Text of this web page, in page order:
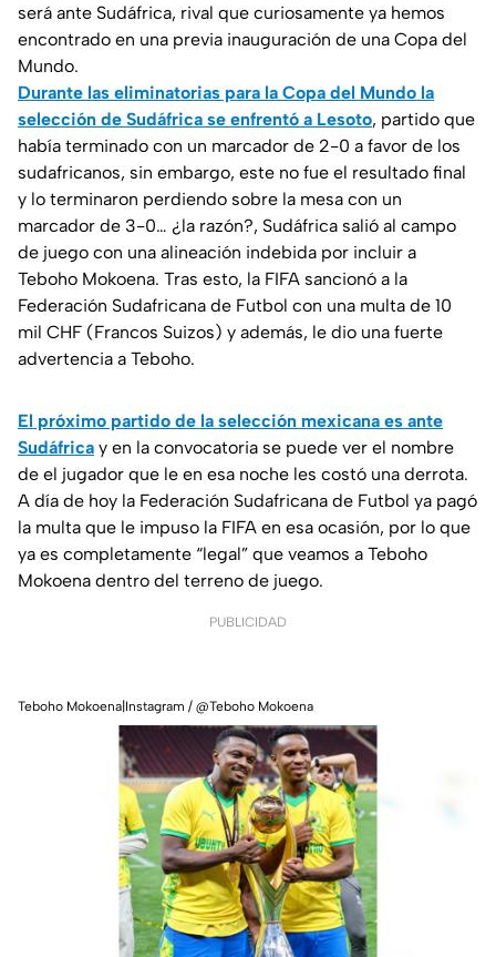
será ante Sudáfrica, rival que curiosamente ya hemos
encontrado en una previa inauguración de una Copa del
Mundo.
Durante las eliminatorias para la Copa del Mundo la
selección de Sudáfrica se enfrentó a Lesoto, partido que
había terminado con un marcador de 2-0 a favor de los
sudafricanos, sin embargo, este no fue el resultado final
y lo terminaron perdiendo sobre la mesa con un
marcador de 3-0… ¿la razón?, Sudáfrica salió al campo
de juego con una alineación indebida por incluir a
Teboho Mokoena. Tras esto, la FIFA sancionó a la
Federación Sudafricana de Futbol con una multa de 10
mil CHF (Francos Suizos) y además, le dio una fuerte
advertencia a Teboho.
El próximo partido de la selección mexicana es ante
Sudáfrica y en la convocatoria se puede ver el nombre
de el jugador que le en esa noche les costó una derrota.
A día de hoy la Federación Sudafricana de Futbol ya pagó
la multa que le impuso la FIFA en esa ocasión, por lo que
ya es completamente “legal” que veamos a Teboho
Mokoena dentro del terreno de juego.
PUBLICIDAD
Teboho Mokoena|Instagram / @Teboho Mokoena